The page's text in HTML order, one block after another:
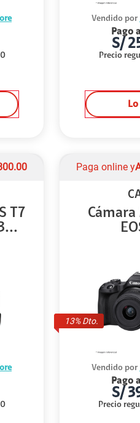
Vendido por
Pago
S/
Precio
T7
13% Dto.
Paga online y
Vendido por
Pago
S/
Precio